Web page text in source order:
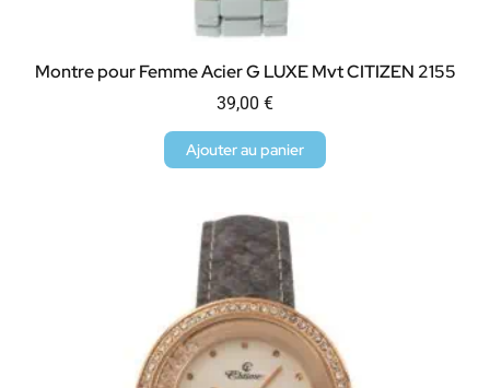
Montre pour Femme Acier G LUXE Mvt CITIZEN 2155
39,00 €
Ajouter au panier